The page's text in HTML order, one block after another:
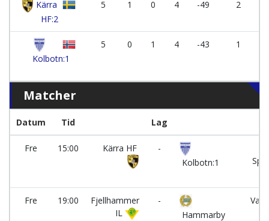
Kärra
HF:2
5 1 0 4 -49 2
Kolbotn:1
5 0 1 4 -43 1
Matcher
Datum Tid Lag
Fre 15:00 Kärra HF
-
Kolbotn:1
Fre 19:00
Fjellhammer
IL
-
Hammarby